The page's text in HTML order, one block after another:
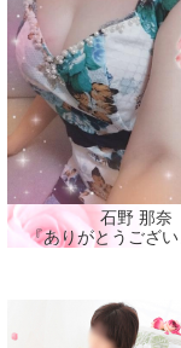
石野 那奈
『ありがとうござい